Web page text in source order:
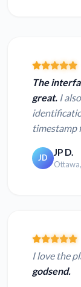
The
great. I
timestamp
JD JP D.
I love the
godsend.